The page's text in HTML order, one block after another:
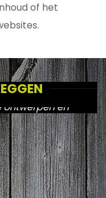
of het
ontwerpen en
naar de